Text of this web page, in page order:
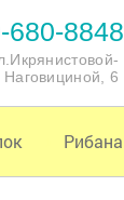
680-8848
Наговициной, 6
Рибана